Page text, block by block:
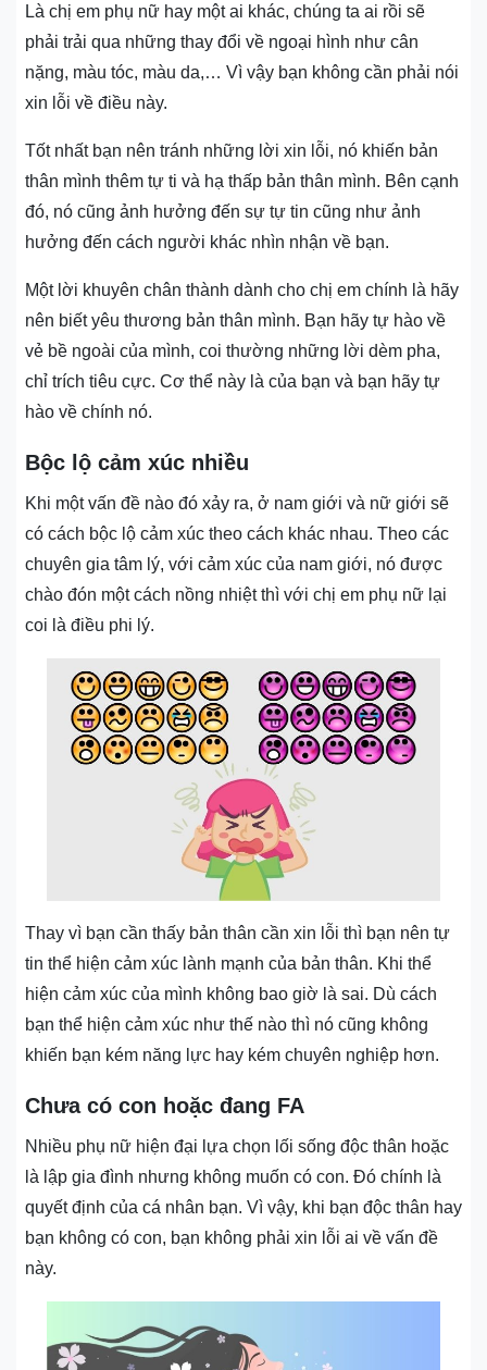
Là chị em phụ nữ hay một ai khác, chúng ta ai rồi sẽ
phải trải qua những thay đổi về ngoại hình như cân
nặng, màu tóc, màu da,… Vì vậy bạn không cần phải nói
xin lỗi về điều này.
Tốt nhất bạn nên tránh những lời xin lỗi, nó khiến bản
thân mình thêm tự ti và hạ thấp bản thân mình. Bên cạnh
đó, nó cũng ảnh hưởng đến sự tự tin cũng như ảnh
hưởng đến cách người khác nhìn nhận về bạn.
Một lời khuyên chân thành dành cho chị em chính là hãy
nên biết yêu thương bản thân mình. Bạn hãy tự hào về
vẻ bề ngoài của mình, coi thường những lời dèm pha,
chỉ trích tiêu cực. Cơ thể này là của bạn và bạn hãy tự
hào về chính nó.
Bộc lộ cảm xúc nhiều
Khi một vấn đề nào đó xảy ra, ở nam giới và nữ giới sẽ
có cách bộc lộ cảm xúc theo cách khác nhau. Theo các
chuyên gia tâm lý, với cảm xúc của nam giới, nó được
chào đón một cách nồng nhiệt thì với chị em phụ nữ lại
coi là điều phi lý.
Thay vì bạn cần thấy bản thân cần xin lỗi thì bạn nên tự
tin thể hiện cảm xúc lành mạnh của bản thân. Khi thể
hiện cảm xúc của mình không bao giờ là sai. Dù cách
bạn thể hiện cảm xúc như thế nào thì nó cũng không
khiến bạn kém năng lực hay kém chuyên nghiệp hơn.
Chưa có con hoặc đang FA
Nhiều phụ nữ hiện đại lựa chọn lối sống độc thân hoặc
là lập gia đình nhưng không muốn có con. Đó chính là
quyết định của cá nhân bạn. Vì vậy, khi bạn độc thân hay
bạn không có con, bạn không phải xin lỗi ai về vấn đề
này.